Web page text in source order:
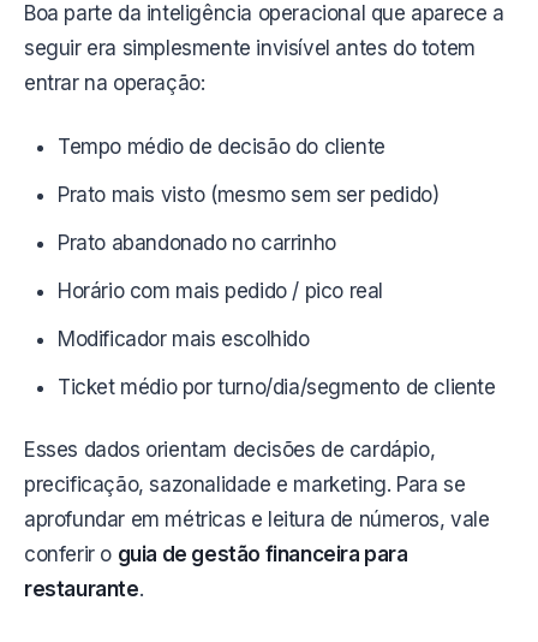
Boa parte da inteligência operacional que aparece a
seguir era simplesmente invisível antes do totem
entrar na operação:
Tempo médio de decisão do cliente
Prato mais visto (mesmo sem ser pedido)
Prato abandonado no carrinho
Horário com mais pedido / pico real
Modificador mais escolhido
Ticket médio por turno/dia/segmento de cliente
Esses dados orientam decisões de cardápio,
precificação, sazonalidade e marketing. Para se
aprofundar em métricas e leitura de números, vale
conferir o guia de gestão financeira para
restaurante.